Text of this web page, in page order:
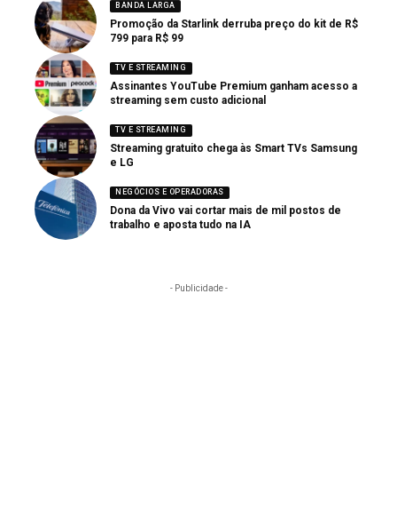
BANDA LARGA
Promoção da Starlink derruba preço do kit de R$
799 para R$ 99
TV E STREAMING
Assinantes YouTube Premium ganham acesso a
streaming sem custo adicional
TV E STREAMING
Streaming gratuito chega às Smart TVs Samsung
e LG
NEGÓCIOS E OPERADORAS
Dona da Vivo vai cortar mais de mil postos de
trabalho e aposta tudo na IA
- Publicidade -